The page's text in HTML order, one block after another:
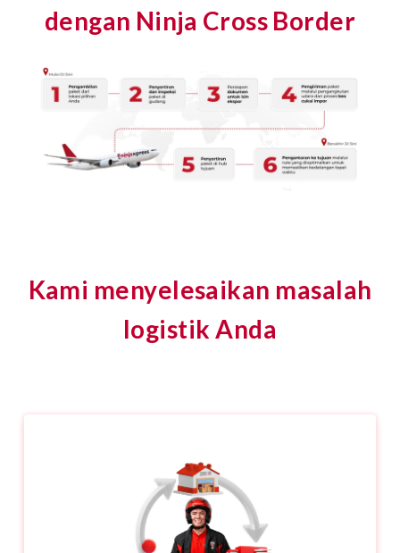
dengan Ninja Cross Border
Kami menyelesaikan masalah
logistik Anda